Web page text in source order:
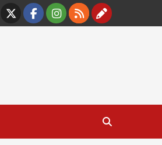
X Facebook
Instagram
RSS